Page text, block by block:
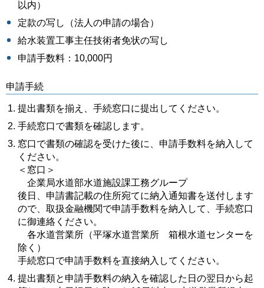
以内）
定款の写し（法人の申請の場合）
給水装置工事主任技術者免状の写し
申請手数料：10,000円
申請手続
提出書類を揃え、手続窓口に提出してください。
手続窓口で書類を確認します。
窓口で書類の確認を受けた後に、申請手数料を納入して
ください。
＜窓口＞
企業局水道部水道施設課工務グループ
後日、申請書記載の住所宛てに納入通知書を送付します
ので、取扱金融機関で申請手数料を納入して、手続窓口
に御連絡ください。
各水道営業所（平塚水道営業所 箱根水道センターを
除く）
手続窓口で申請手数料を直接納入してください。
提出書類と申請手数料の納入を確認した日の翌日から起